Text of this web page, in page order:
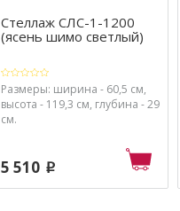
Стеллаж СЛС-1-1200
(ясень шимо светлый)
Размеры: ширина - 60,5 см,
высота - 119,3 см, глубина - 29
см.
5 510 p